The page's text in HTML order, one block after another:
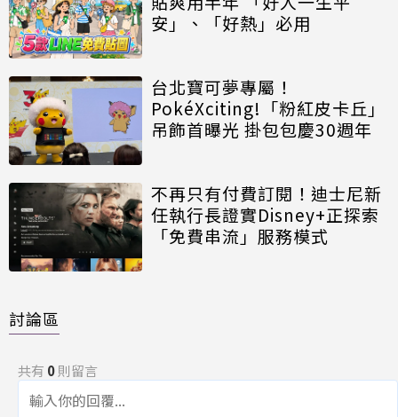
安」、「好熱」必用
台北寶可夢專屬！
PokéXciting!「粉紅皮卡丘」
吊飾首曝光 掛包包慶30週年
不再只有付費訂閱！迪士尼新
任執行長證實Disney+正探索
「免費串流」服務模式
討論區
共有 0則留言